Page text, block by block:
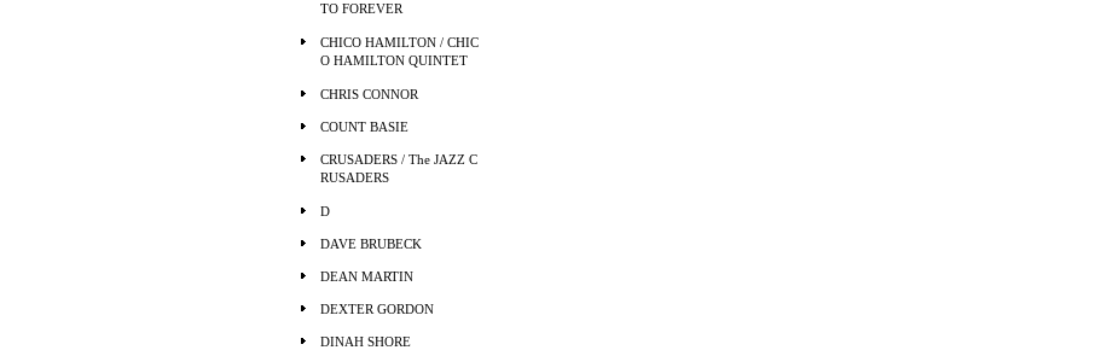
TO FOREVER
CHICO HAMILTON / CHIC
O HAMILTON QUINTET
CHRIS CONNOR
COUNT BASIE
CRUSADERS / The JAZZ C
RUSADERS
D
DAVE BRUBECK
DEAN MARTIN
DEXTER GORDON
DINAH SHORE